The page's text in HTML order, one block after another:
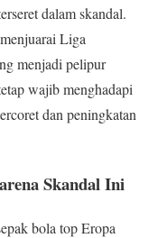
dalam skandal.
Liga
menjadi pelipur
wajib menghadapi
dan peningkatan
Skandal Ini
bola top Eropa